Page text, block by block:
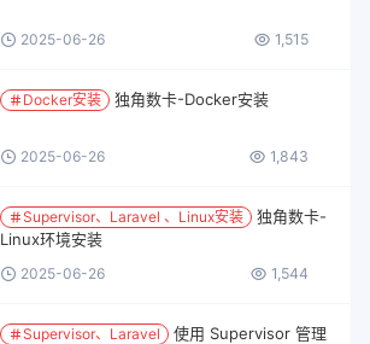
2025-06-26 1,515
Docker安装 独角数卡-Docker安装
2025-06-26 1,843
Supervisor、Laravel 、Linux安装
Linux环境安装
2025-06-26 1,544
Supervisor、Laravel